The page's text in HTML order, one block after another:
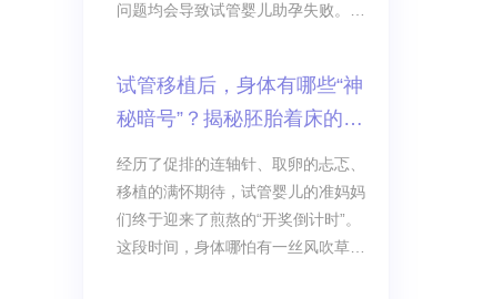
问题均会导致试管婴儿助孕失败。其
不仅成功率得不到保障
试管移植后，身体有哪些“神
秘暗号”？揭秘胚胎着床的真
实感觉，让你不再瞎焦虑！
经历了促排的连轴针、取卵的忐忑、
移植的满怀期待，试管婴儿的准妈妈
们终于迎来了煎熬的“开奖倒计时”。
这段时间，身体哪怕有一丝风吹草